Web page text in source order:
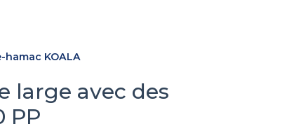
hamac KOALA
large avec des
PP